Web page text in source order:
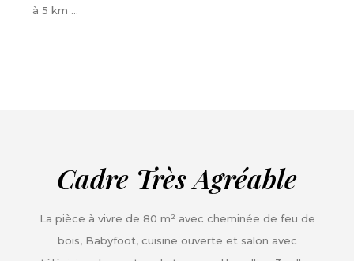
à 5 km …
Cadre Très Agréable
La pièce à vivre de 80 m² avec cheminée de feu de
bois, Babyfoot, cuisine ouverte et salon avec